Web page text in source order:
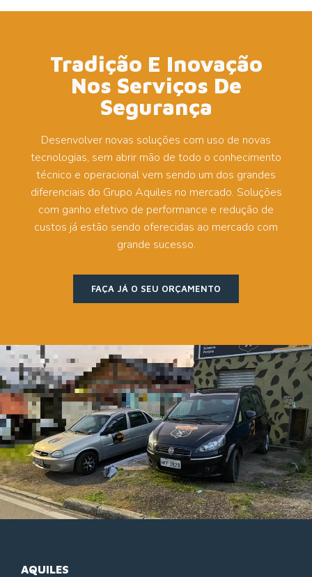
Tradição E Inovação
Nos Serviços De
Segurança
Desenvolver novas soluções com uso de novas
tecnologias, sem abrir mão de todo o conhecimento
técnico e operacional vem sendo um dos grandes
diferenciais do Grupo Aquiles no mercado. Soluções
com ganho efetivo de performance e redução de
custos já estão sendo oferecidas ao mercado com
grande sucesso.
FAÇA JÁ O SEU ORÇAMENTO
AQUILES